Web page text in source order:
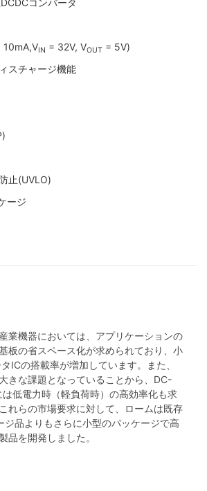
コンバータ
10mA,VIN = 32V, VOUT = 5V)
スチャージ機能
止(UVLO)
ージ
業機器においては、アプリケーションの
板の省スペース化が求められており、小
ICの搭載率が増加しています。また、
きな課題となっていることから、DC-
低電力時（軽負荷時）の高効率化も求
れらの市場要求に対して、ロームは既存
品よりもさらに小型のパッケージで高
品を開発しました。